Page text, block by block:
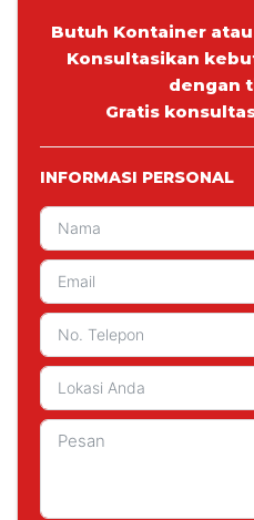
Butuh Kontainer
Konsultasikan
dengan
Gratis
INFORMASI PERSONAL